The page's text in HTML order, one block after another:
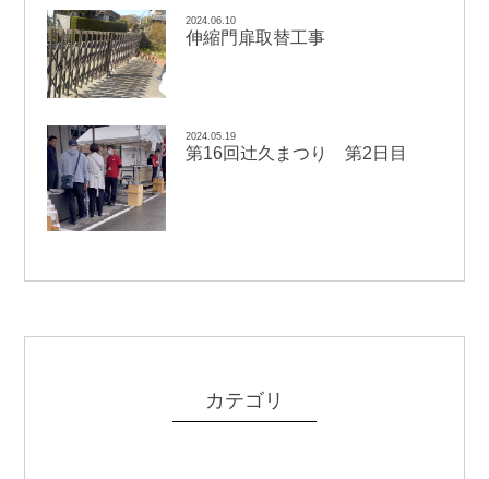
2024.06.10
伸縮門扉取替工事
2024.05.19
第16回辻久まつり 第2日目
カテゴリ